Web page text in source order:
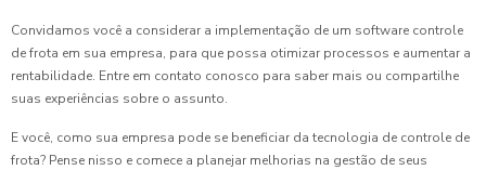
Convidamos você a considerar a implementação de um software controle
de frota em sua empresa, para que possa otimizar processos e aumentar a
rentabilidade. Entre em contato conosco para saber mais ou compartilhe
suas experiências sobre o assunto.
E você, como sua empresa pode se beneficiar da tecnologia de controle de
frota? Pense nisso e comece a planejar melhorias na gestão de seus